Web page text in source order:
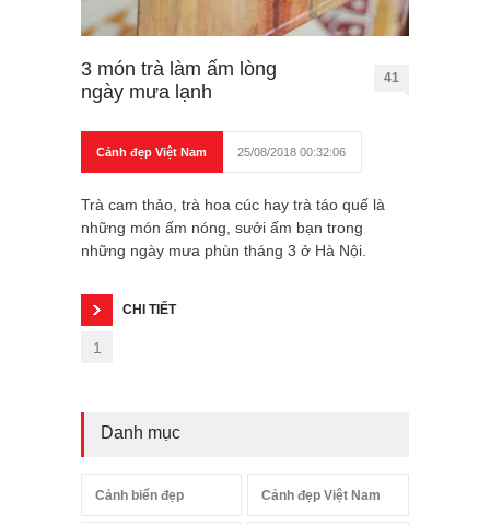
3 món trà làm ấm lòng
ngày mưa lạnh
41
Cảnh đẹp Việt Nam 25/08/2018 00:32:06
Trà cam thảo, trà hoa cúc hay trà táo quế là
những món ấm nóng, sưởi ấm bạn trong
những ngày mưa phùn tháng 3 ở Hà Nội.
CHI TIẾT
1
Danh mục
Cảnh biển đẹp Cảnh đẹp Việt Nam